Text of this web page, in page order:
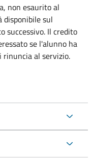
non esaurito al
disponibile sul
successivo. Il credito
se l'alunno ha
rinuncia al servizio.